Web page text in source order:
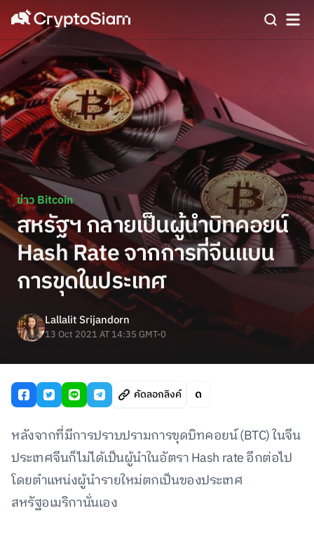
ข่าว Bitcoin
สหรัฐฯ กลายเป็นผู้นำบิทคอยน์
Hash Rate จากการที่จีนแบน
การขุดในประเทศ
Lallalit Srijandorn
13 Oct 2021 AT 14:35 GMT-0
คัดลอกลิงค์
หลังจากที่มีการปราบปรามการขุดบิทคอยน์ (BTC) ในจีน
ประเทศจีนก็ไม่ได้เป็นผู้นำในอัตรา Hash rate อีกต่อไป
โดยตำแหน่งผู้นำรายใหม่ตกเป็นของประเทศ
สหรัฐอเมริกานั่นเอง